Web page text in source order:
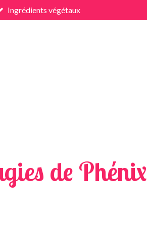
Ingrédients végétaux
de Phénix